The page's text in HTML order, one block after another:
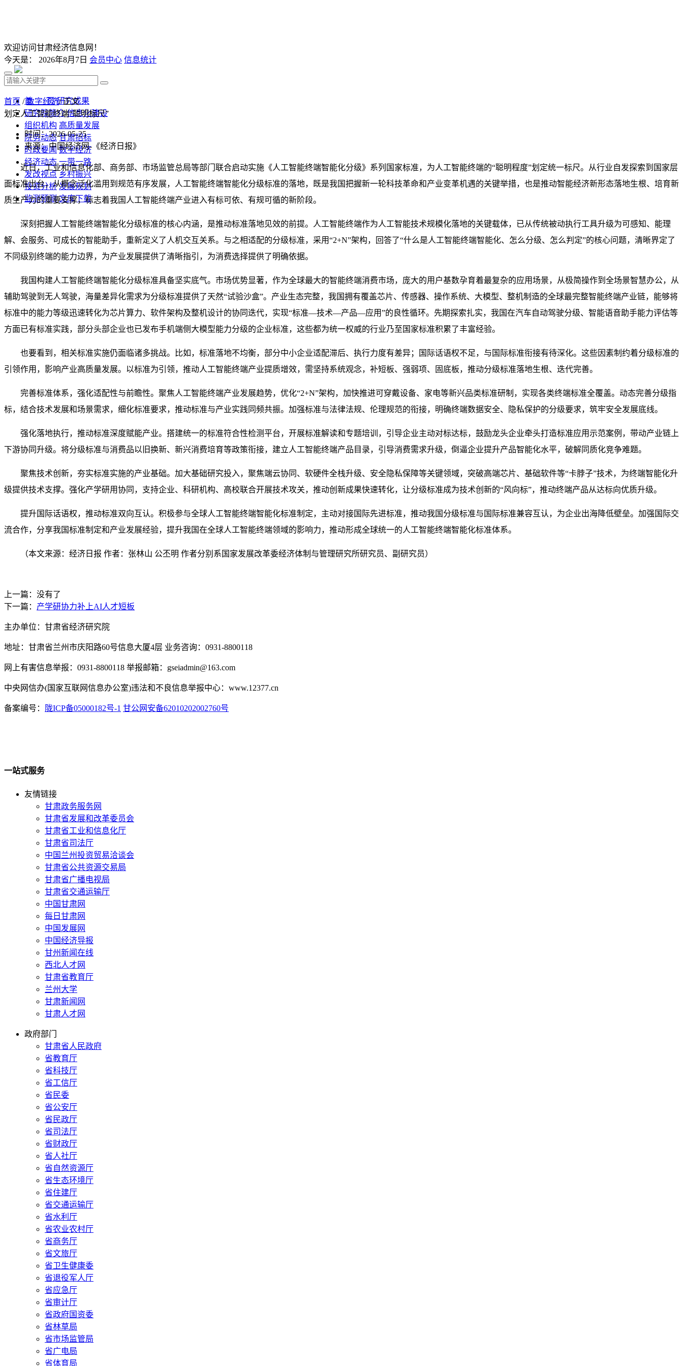
欢迎访问甘肃经济信息网！
今天是： 2026年8月7日 会员中心 信息统计
首 页 研究成果
研究院简介 信息化建设
组织机构 高质量发展
院务动态 甘肃招标
时政要闻 数字经济
经济动态 一带一路
发改视点 乡村振兴
投资分析 发展规划
监测预测 文库下载
首页 /数字经济/ 正文
划定人工智能终端“聪明标尺”
时间：2026-05-25
来源：中国经济网-《经济日报》
近日，工业和信息化部、商务部、市场监管总局等部门联合启动实施《人工智能终端智能化分级》系列国家标准，为人工智能终端的“聪明程度”划定统一标尺。从行业自发探索到国家层
面标准出台，从概念泛化滥用到规范有序发展，人工智能终端智能化分级标准的落地，既是我国把握新一轮科技革命和产业变革机遇的关键举措，也是推动智能经济新形态落地生根、培育新
质生产力的重要支撑，标志着我国人工智能终端产业进入有标可依、有规可循的新阶段。
深刻把握人工智能终端智能化分级标准的核心内涵，是推动标准落地见效的前提。人工智能终端作为人工智能技术规模化落地的关键载体，已从传统被动执行工具升级为可感知、能理
解、会服务、可成长的智能助手，重新定义了人机交互关系。与之相适配的分级标准，采用“2+N”架构，回答了“什么是人工智能终端智能化、怎么分级、怎么判定”的核心问题，清晰界定了
不同级别终端的能力边界，为产业发展提供了清晰指引，为消费选择提供了明确依据。
我国构建人工智能终端智能化分级标准具备坚实底气。市场优势显著，作为全球最大的智能终端消费市场，庞大的用户基数孕育着最复杂的应用场景，从极简操作到全场景智慧办公，从
辅助驾驶到无人驾驶，海量差异化需求为分级标准提供了天然“试验沙盒”。产业生态完整，我国拥有覆盖芯片、传感器、操作系统、大模型、整机制造的全球最完整智能终端产业链，能够将
标准中的能力等级迅速转化为芯片算力、软件架构及整机设计的协同迭代，实现“标准—技术—产品—应用”的良性循环。先期探索扎实，我国在汽车自动驾驶分级、智能语音助手能力评估等
方面已有标准实践，部分头部企业也已发布手机端侧大模型能力分级的企业标准，这些都为统一权威的行业乃至国家标准积累了丰富经验。
也要看到，相关标准实施仍面临诸多挑战。比如，标准落地不均衡，部分中小企业适配滞后、执行力度有差异；国际话语权不足，与国际标准衔接有待深化。这些因素制约着分级标准的
引领作用，影响产业高质量发展。以标准为引领，推动人工智能终端产业提质增效，需坚持系统观念，补短板、强弱项、固底板，推动分级标准落地生根、迭代完善。
完善标准体系，强化适配性与前瞻性。聚焦人工智能终端产业发展趋势，优化“2+N”架构，加快推进可穿戴设备、家电等新兴品类标准研制，实现各类终端标准全覆盖。动态完善分级指
标，结合技术发展和场景需求，细化标准要求，推动标准与产业实践同频共振。加强标准与法律法规、伦理规范的衔接，明确终端数据安全、隐私保护的分级要求，筑牢安全发展底线。
强化落地执行，推动标准深度赋能产业。搭建统一的标准符合性检测平台，开展标准解读和专题培训，引导企业主动对标达标，鼓励龙头企业牵头打造标准应用示范案例，带动产业链上
下游协同升级。将分级标准与消费品以旧换新、新兴消费培育等政策衔接，建立人工智能终端产品目录，引导消费需求升级，倒逼企业提升产品智能化水平，破解同质化竞争难题。
聚焦技术创新，夯实标准实施的产业基础。加大基础研究投入，聚焦端云协同、软硬件全栈升级、安全隐私保障等关键领域，突破高端芯片、基础软件等“卡脖子”技术，为终端智能化升
级提供技术支撑。强化产学研用协同，支持企业、科研机构、高校联合开展技术攻关，推动创新成果快速转化，让分级标准成为技术创新的“风向标”，推动终端产品从达标向优质升级。
提升国际话语权，推动标准双向互认。积极参与全球人工智能终端智能化标准制定，主动对接国际先进标准，推动我国分级标准与国际标准兼容互认，为企业出海降低壁垒。加强国际交
流合作，分享我国标准制定和产业发展经验，提升我国在全球人工智能终端领域的影响力，推动形成全球统一的人工智能终端智能化标准体系。
（本文来源：经济日报 作者：张林山 公丕明 作者分别系国家发展改革委经济体制与管理研究所研究员、副研究员）
上一篇：没有了
下一篇： 产学研协力补上AI人才短板
主办单位：甘肃省经济研究院
地址：甘肃省兰州市庆阳路60号信息大厦4层 业务咨询：0931-8800118
网上有害信息举报：0931-8800118 举报邮箱：gseiadmin@163.com
中央网信办(国家互联网信息办公室)违法和不良信息举报中心：www.12377.cn
备案编号： 陇ICP备05000182号-1 甘公网安备62010202002760号
一站式服务
友情链接
甘肃政务服务网
甘肃省发展和改革委员会
甘肃省工业和信息化厅
甘肃省司法厅
中国兰州投资贸易洽谈会
甘肃省公共资源交易局
甘肃省广播电视局
甘肃省交通运输厅
中国甘肃网
每日甘肃网
中国发展网
中国经济导报
甘州新闻在线
西北人才网
甘肃省教育厅
兰州大学
甘肃新闻网
甘肃人才网
政府部门
甘肃省人民政府
省教育厅
省科技厅
省工信厅
省民委
省公安厅
省民政厅
省司法厅
省财政厅
省人社厅
省自然资源厅
省生态环境厅
省住建厅
省交通运输厅
省水利厅
省农业农村厅
省商务厅
省文旅厅
省卫生健康委
省退役军人厅
省应急厅
省审计厅
省政府国资委
省林草局
省市场监管局
省广电局
省体育局